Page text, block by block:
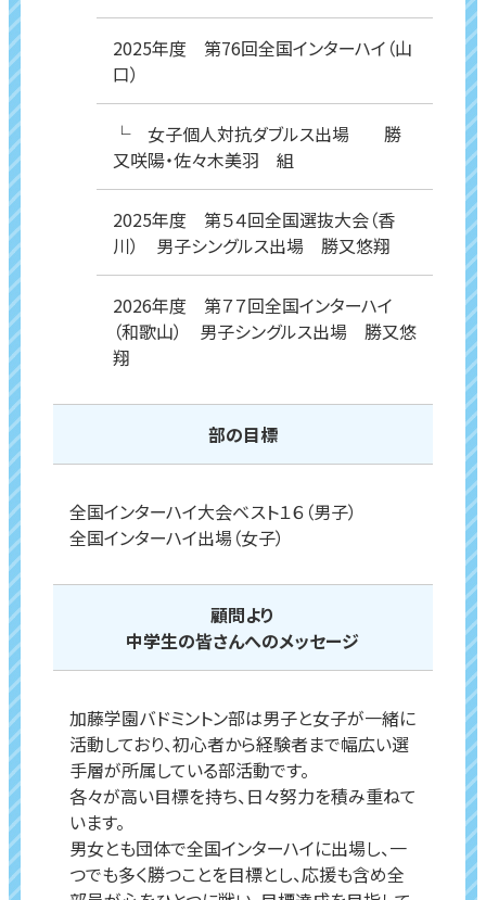
2025年度 第76回全国インターハイ（山
口）
└ 女子個人対抗ダブルス出場 勝
又咲陽・佐々木美羽 組
2025年度 第５４回全国選抜大会（香
川） 男子シングルス出場 勝又悠翔
2026年度 第７７回全国インターハイ
（和歌山） 男子シングルス出場 勝又悠
翔
部の目標
全国インターハイ大会ベスト１６（男子）
全国インターハイ出場（女子）
顧問より
中学生の皆さんへのメッセージ
加藤学園バドミントン部は男子と女子が一緒に
活動しており、初心者から経験者まで幅広い選
手層が所属している部活動です。
各々が高い目標を持ち、日々努力を積み重ねて
います。
男女とも団体で全国インターハイに出場し、一
つでも多く勝つことを目標とし、応援も含め全